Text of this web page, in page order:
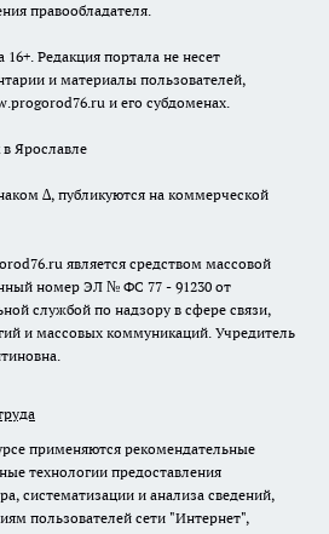
правообладателя.
16+. Редакция портала не несет
и материалы пользователей,
и его субдоменах.
Ярославле
∆, публикуются на коммерческой
является средством массовой
номер ЭЛ № ФС 77 - 91230 от
службой по надзору в сфере связи,
и массовых коммуникаций. Учредитель
применяются рекомендательные
технологии предоставления
систематизации и анализа сведений,
пользователей сети "Интернет",